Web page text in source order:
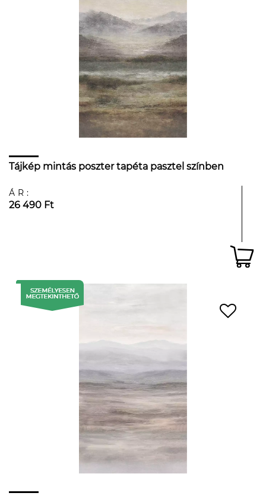
Tájkép mintás poszter tapéta pasztel színben
ÁR:
26 490 Ft